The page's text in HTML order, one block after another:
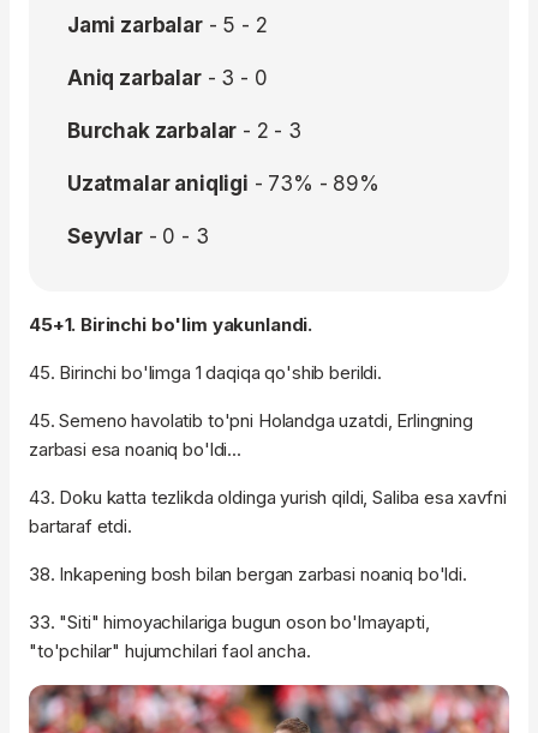
Jami zarbalar- 5 - 2
Aniq zarbalar- 3 - 0
Burchak zarbalar - 2 - 3
Uzatmalar aniqligi - 73% - 89%
Seyvlar- 0 - 3
45+1. Birinchi bo'lim yakunlandi.
45. Birinchi bo'limga 1 daqiqa qo'shib berildi.
45. Semeno havolatib to'pni Holandga uzatdi, Erlingning
zarbasi esa noaniq bo'ldi...
43. Doku katta tezlikda oldinga yurish qildi, Saliba esa xavfni
bartaraf etdi.
38. Inkapening bosh bilan bergan zarbasi noaniq bo'ldi.
33. "Siti" himoyachilariga bugun oson bo'lmayapti,
"to'pchilar" hujumchilari faol ancha.